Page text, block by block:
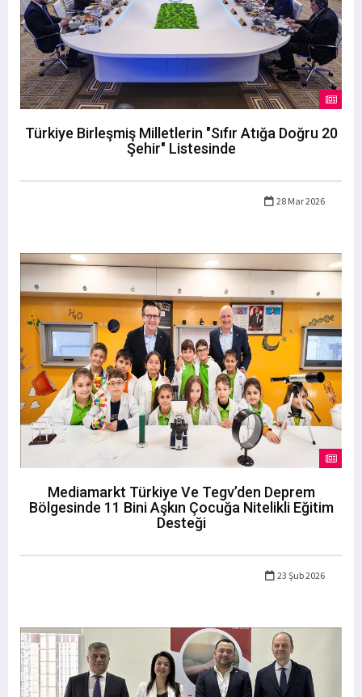
Türkiye Birleşmiş Milletlerin "Sıfır Atığa Doğru 20
Şehir" Listesinde
28 Mar 2026
Mediamarkt Türkiye Ve Tegv’den Deprem
Bölgesinde 11 Bini Aşkın Çocuğa Nitelikli Eğitim
Desteği
23 Şub 2026